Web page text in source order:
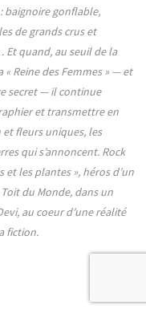
baignoire gonflable,
de grands crus et
quand, au seuil de la
Reine des Femmes » — et
secret — il continue
et transmettre en
fleurs uniques, les
qui s’annoncent. Rock
et les plantes », héros d’un
du Monde, dans un
au coeur d’une réalité
fiction.